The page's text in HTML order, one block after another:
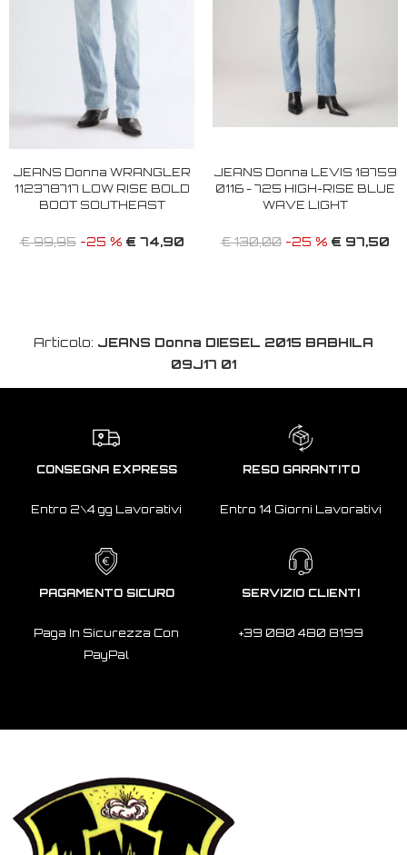
JEANS Donna WRANGLER
112378717 LOW RISE BOLD
BOOT SOUTHEAST
€ 99,95-25 % € 74,90
JEANS Donna LEVIS 18759
0116 - 725 HIGH-RISE BLUE
WAVE LIGHT
€ 130,00 -25 % € 97,50
Articolo: JEANS Donna DIESEL 2015 BABHILA
09J17 01
CONSEGNA EXPRESS
Entro 2\4 gg Lavorativi
RESO GARANTITO
Entro 14 Giorni Lavorativi
PAGAMENTO SICURO
Paga In Sicurezza Con
PayPal
SERVIZIO CLIENTI
+39 080 480 8199